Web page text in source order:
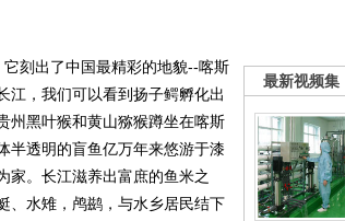
刻出了中国最精彩的地貌--喀斯
江，我们可以看到扬子鳄孵化出
州黑叶猴和黄山猕猴蹲坐在喀斯
透明的盲鱼亿万年来悠游于漆
家。长江滋养出富庶的鱼米之
、水雉，鸬鹚，与水乡居民结下
最新视频集